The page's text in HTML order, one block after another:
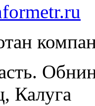
Калуга